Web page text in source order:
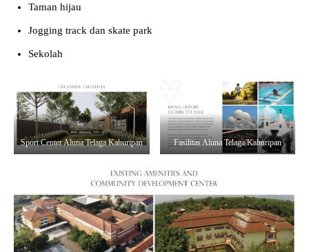
Taman hijau
Jogging track dan skate park
Sekolah
Sport Center Aluna Telaga Kahuripan Fasilitas Aluna Telaga Kahuripan